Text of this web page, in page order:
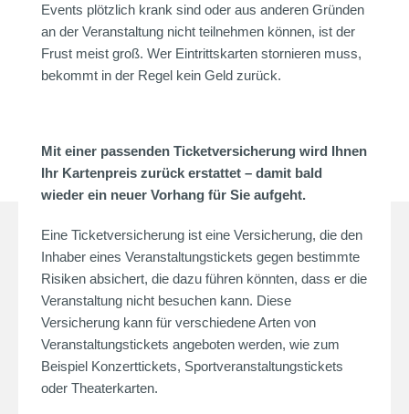
Events plötzlich krank sind oder aus anderen Gründen
an der Veranstaltung nicht teilnehmen können, ist der
Frust meist groß. Wer Eintrittskarten stornieren muss,
bekommt in der Regel kein Geld zurück.
Mit einer passenden Ticketversicherung wird Ihnen
Ihr Kartenpreis zurück erstattet – damit bald
wieder ein neuer Vorhang für Sie aufgeht.
Eine Ticketversicherung ist eine Versicherung, die den
Inhaber eines Veranstaltungstickets gegen bestimmte
Risiken absichert, die dazu führen könnten, dass er die
Veranstaltung nicht besuchen kann. Diese
Versicherung kann für verschiedene Arten von
Veranstaltungstickets angeboten werden, wie zum
Beispiel Konzerttickets, Sportveranstaltungstickets
oder Theaterkarten.